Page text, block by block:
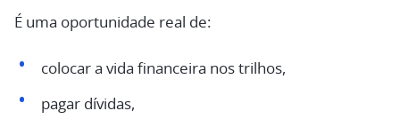
É uma oportunidade real de:
colocar a vida financeira nos trilhos,
pagar dívidas,